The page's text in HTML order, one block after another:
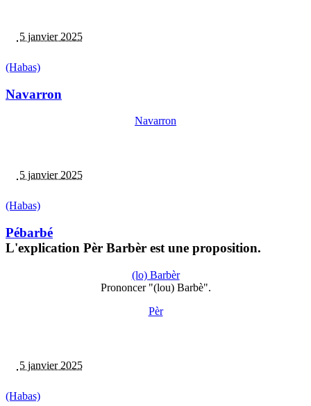
5 janvier 2025
(Habas)
Navarron
Navarron
5 janvier 2025
(Habas)
Pébarbé
L'explication Pèr Barbèr est une proposition.
(lo) Barbèr
Prononcer "(lou) Barbè".
Pèr
5 janvier 2025
(Habas)